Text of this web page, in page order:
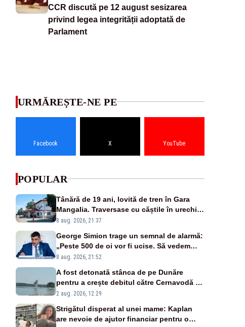
CCR discută pe 12 august sesizarea
privind legea integrității adoptată de
Parlament
URMĂREȘTE-NE PE
Facebook X YouTube
POPULAR
Tânără de 19 ani, lovită de tren în Gara
Mangalia. Traversase cu căștile în urechi
liniile printr-un loc nepermis
8 aug. 2026, 21:37
George Simion trage un semnal de alarmă:
„Peste 500 de oi vor fi ucise. Să vedem
dacă ciobanii vor fi despăgubiți”
8 aug. 2026, 21:52
A fost detonată stânca de pe Dunăre
pentru a crește debitul către Cernavodă –
VIDEO
2 aug. 2026, 12:29
Strigătul disperat al unei mame: Kaplan
are nevoie de ajutor financiar pentru o